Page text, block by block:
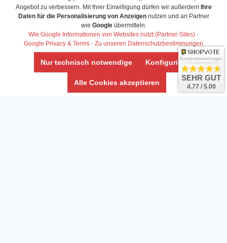
Daten­schutz­erklärung
Widerrufs­recht /Widerrufs­formular
AGB & Info
Impressum
Umwelt und Entsorgung
Vertrag widerrufen
Angebot zu verbessern. Mit Ihrer Einwilligung dürfen wir außerdem Ihre
Daten für die Personalisierung von Anzeigennutzen und an Partner
wie Googleübermitteln.
Wie Google Informationen von Websites nutzt (Partner-Sites) ·
Google Privacy & Terms · Zu unseren Datenschutzbestimmungen
Nur technisch notwendige Konfigurieren
Alle Cookies akzeptieren
Kundenbewertungen
SEHR GUT
4.77 / 5.00